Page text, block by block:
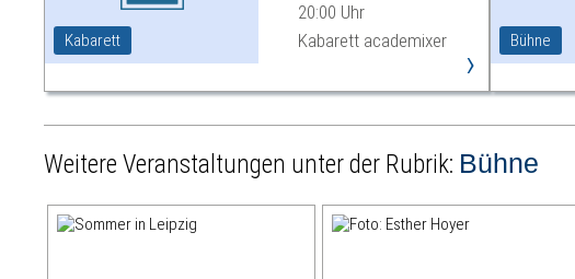
Kabarett
20:00 Uhr
Kabarett academixer
›
Bühne
Weitere Veranstaltungen unter der Rubrik: Bühne